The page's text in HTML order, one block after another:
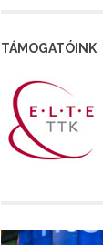
TÁMOGATÓINK